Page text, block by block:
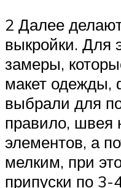
2 Далее
выкройки. Для
замеры,
макет одежды,
выбрали для
правило, швея
элементов, а
мелким, при
припуски по 3-